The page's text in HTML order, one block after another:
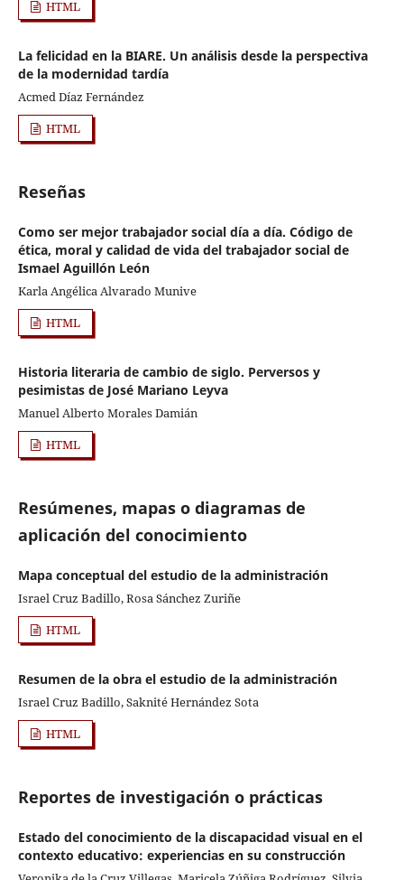
HTML
La felicidad en la BIARE. Un análisis desde la perspectiva
de la modernidad tardía
Acmed Díaz Fernández
HTML
Reseñas
Como ser mejor trabajador social día a día. Código de
ética, moral y calidad de vida del trabajador social de
Ismael Aguillón León
Karla Angélica Alvarado Munive
HTML
Historia literaria de cambio de siglo. Perversos y
pesimistas de José Mariano Leyva
Manuel Alberto Morales Damián
HTML
Resúmenes, mapas o diagramas de
aplicación del conocimiento
Mapa conceptual del estudio de la administración
Israel Cruz Badillo, Rosa Sánchez Zuriñe
HTML
Resumen de la obra el estudio de la administración
Israel Cruz Badillo, Saknité Hernández Sota
HTML
Reportes de investigación o prácticas
Estado del conocimiento de la discapacidad visual en el
contexto educativo: experiencias en su construcción